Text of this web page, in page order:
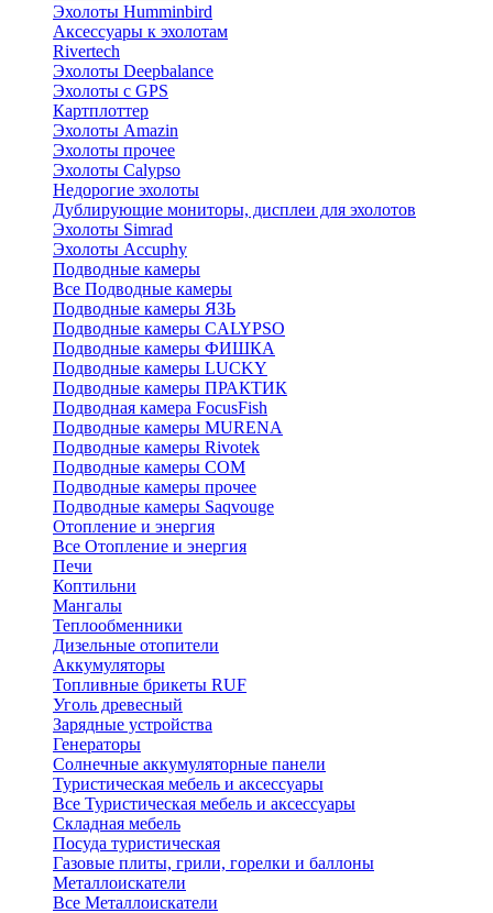
Эхолоты Humminbird
Аксессуары к эхолотам
Rivertech
Эхолоты Deepbalance
Эхолоты с GPS
Картплоттер
Эхолоты Amazin
Эхолоты прочее
Эхолоты Calypso
Недорогие эхолоты
Дублирующие мониторы, дисплеи для эхолотов
Эхолоты Simrad
Эхолоты Accuphy
Подводные камеры
Все Подводные камеры
Подводные камеры ЯЗЬ
Подводные камеры CALYPSO
Подводные камеры ФИШКА
Подводные камеры LUCKY
Подводные камеры ПРАКТИК
Подводная камера FocusFish
Подводные камеры MURENA
Подводные камеры Rivotek
Подводные камеры СОМ
Подводные камеры прочее
Подводные камеры Saqvouge
Отопление и энергия
Все Отопление и энергия
Печи
Коптильни
Мангалы
Теплообменники
Дизельные отопители
Аккумуляторы
Топливные брикеты RUF
Уголь древесный
Зарядные устройства
Генераторы
Солнечные аккумуляторные панели
Туристическая мебель и аксессуары
Все Туристическая мебель и аксессуары
Складная мебель
Посуда туристическая
Газовые плиты, грили, горелки и баллоны
Металлоискатели
Все Металлоискатели